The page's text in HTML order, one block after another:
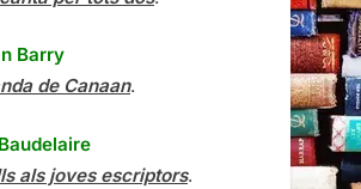
Barry
de Canaan.
als joves escriptors.